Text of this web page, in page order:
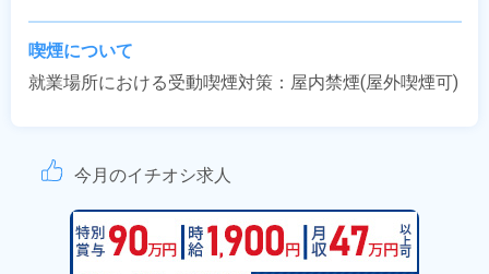
喫煙について
就業場所における受動喫煙対策：屋内禁煙(屋外喫煙可)
今月のイチオシ求人